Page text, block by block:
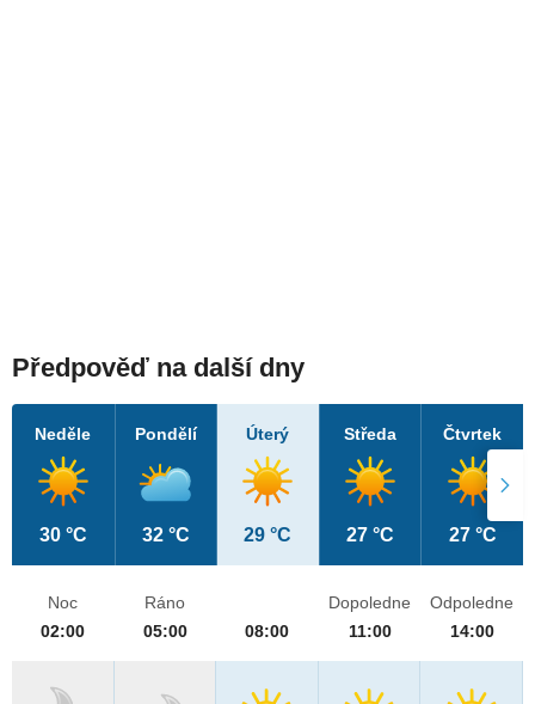
Předpověď na další dny
Neděle
30 °C
Pondělí
32 °C
Úterý
29 °C
Středa
27 °C
Čtvrtek
27 °C
Noc
02:00
Ráno
05:00
08:00
Dopoledne
11:00
Odpoledne
14:00